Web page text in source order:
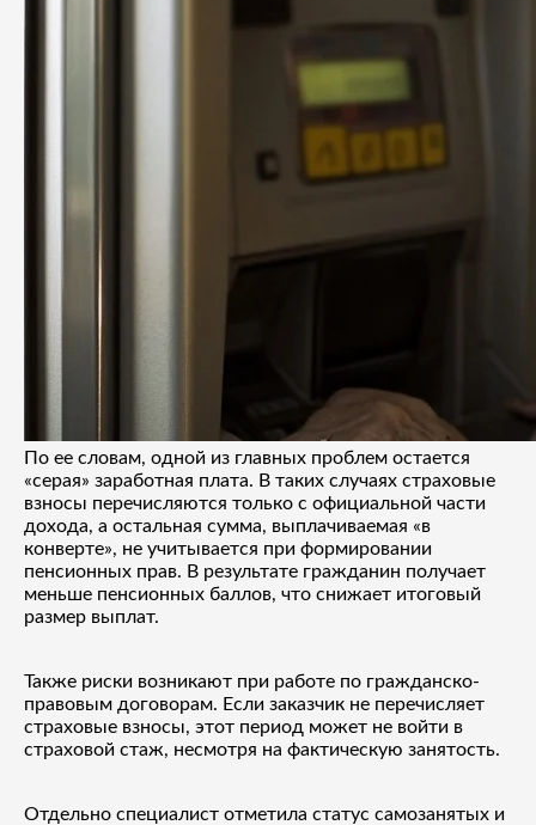
По ее словам, одной из главных проблем остается
«серая» заработная плата. В таких случаях страховые
взносы перечисляются только с официальной части
дохода, а остальная сумма, выплачиваемая «в
конверте», не учитывается при формировании
пенсионных прав. В результате гражданин получает
меньше пенсионных баллов, что снижает итоговый
размер выплат.
Также риски возникают при работе по гражданско-
правовым договорам. Если заказчик не перечисляет
страховые взносы, этот период может не войти в
страховой стаж, несмотря на фактическую занятость.
Отдельно специалист отметила статус самозанятых и